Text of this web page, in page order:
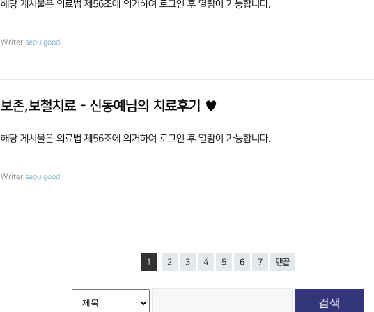
해당 게시물은 의료법 제56조에 의거하여 로그인 후 열람이 가능합니다.
Writer.seoulgood
보존,보철치료 - 신동예님의 치료후기 ♥
해당 게시물은 의료법 제56조에 의거하여 로그인 후 열람이 가능합니다.
Writer.seoulgood
1 2 3 4 5 6 7 맨끝